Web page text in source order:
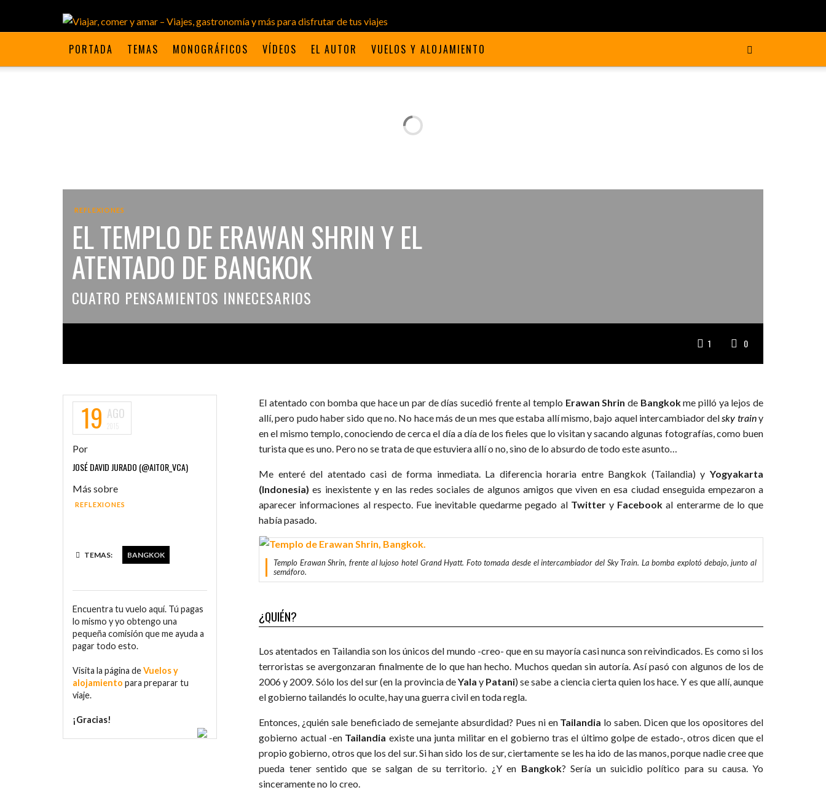
PORTADA TEMAS MONOGRÁFICOS VÍDEOS EL AUTOR VUELOS Y ALOJAMIENTO
REFLEXIONES
EL TEMPLO DE ERAWAN SHRIN Y EL
ATENTADO DE BANGKOK
CUATRO PENSAMIENTOS INNECESARIOS
1 0
El atentado con bomba que hace un par de días sucedió frente al templo Erawan Shrin de Bangkokme pilló ya lejos de
allí, pero pudo haber sido que no. No hace más de un mes que estaba allí mismo, bajo aquel intercambiador delsky trainy
en el mismo templo, conociendo de cerca el día a día de los fieles que lo visitan y sacando algunas fotografías, como buen
turista que es uno. Pero no se trata de que estuviera allí o no, sino de lo absurdo de todo este asunto…
Me enteré del atentado casi de forma inmediata. La diferencia horaria entre Bangkok (Tailandia) y Yogyakarta
(Indonesia) es inexistente y en las redes sociales de algunos amigos que viven en esa ciudad enseguida empezaron a
aparecer informaciones al respecto. Fue inevitable quedarme pegado al Twitter y Facebook al enterarme de lo que
había pasado.
Templo Erawan Shrin, frente al lujoso hotel Grand Hyatt. Foto tomada desde el intercambiador del Sky Train. La bomba explotó debajo, junto al
semáforo.
¿QUIÉN?
Los atentados en Tailandia son los únicos del mundo -creo- que en su mayoría casi nunca son reivindicados. Es como si los
terroristas se avergonzaran finalmente de lo que han hecho. Muchos quedan sin autoría. Así pasó con algunos de los de
2006 y 2009. Sólo los del sur (en la provincia deYala y Patani) se sabe a ciencia cierta quien los hace. Y es que allí, aunque
el gobierno tailandés lo oculte, hay una guerra civil en toda regla.
Entonces, ¿quién sale beneficiado de semejante absurdidad? Pues ni en Tailandia lo saben. Dicen que los opositores del
gobierno actual -en Tailandia existe una junta militar en el gobierno tras el último golpe de estado-, otros dicen que el
propio gobierno, otros que los del sur. Si han sido los de sur, ciertamente se les ha ido de las manos, porque nadie cree que
pueda tener sentido que se salgan de su territorio. ¿Y en Bangkok? Sería un suicidio político para su causa. Yo
sinceramente no lo creo.
19 AGO
Por
JOSÉ DAVID JURADO (@AITOR_VCA)
Más sobre
REFLEXIONES
TEMAS: BANGKOK
Encuentra tu vuelo aquí. Tú pagas
lo mismo y yo obtengo una
pequeña comisión que me ayuda a
pagar todo esto.
Visita la página deVuelos y
alojamiento para preparar tu
viaje.
¡Gracias!